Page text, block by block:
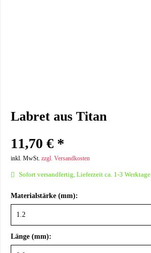
Labret aus Titan
11,70 € *
inkl. MwSt. zzgl. Versandkosten
Sofort versandfertig, Lieferzeit ca. 1-3 Werktage
Materialstärke (mm):
Länge (mm):